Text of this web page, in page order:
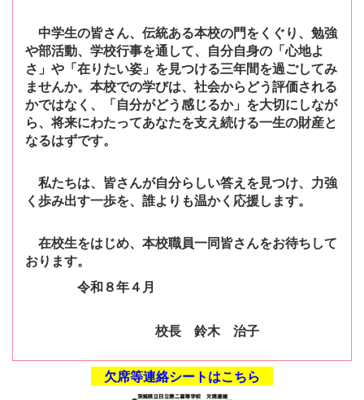
中学生の皆さん、伝統ある本校の門をくぐり、勉強
や部活動、学校行事を通して、 自分自身の「心地よ
さ」や「在りたい姿」を見つける三年間を過ごしてみ
ませんか。 本校での学びは、社会からどう評価される
かではなく、「自分がどう感じるか」を大切にしなが
ら、将来にわたってあなたを支え続ける一生の財産と
なるはずです。
私たちは、皆さんが自分らしい答えを見つけ、力強
く歩み出す一歩を、誰よりも温かく応援します。
在校生をはじめ、本校職員一同皆さんをお待ちして
おります。
令和８年４月
校長 鈴木 治子
欠席等連絡シートはこちら